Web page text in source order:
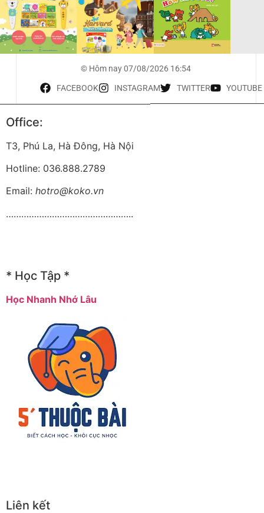
© Hôm nay 07/08/2026 16:54
FACEBOOK INSTAGRAM TWITTER YOUTUBE
Office:
T3, Phú La, Hà Đông, Hà Nội
Hotline: 036.888.2789
Email: hotro@koko.vn
…………………………………………..
* Học Tập *
Học Nhanh Nhớ Lâu
Liên kết